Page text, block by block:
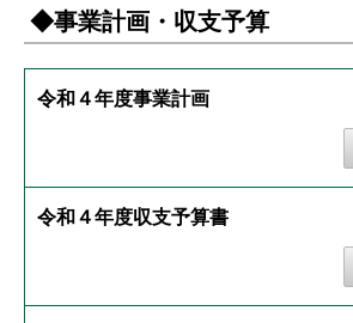
◆事業計画・収支予算
令和４年度事業計画
令和４年度収支予算書